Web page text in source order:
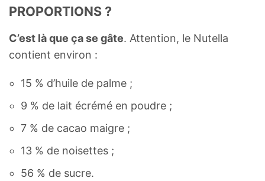
PROPORTIONS ?
C’est là que ça se gâte. Attention, le Nutella
contient environ :
15 % d’huile de palme ;
9 % de lait écrémé en poudre ;
7 % de cacao maigre ;
13 % de noisettes ;
56 % de sucre.